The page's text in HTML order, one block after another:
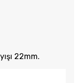
22mm.